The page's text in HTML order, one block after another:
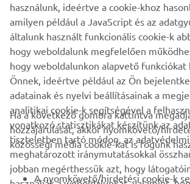
commuter has the opportunity to say
buses and trains.
Tricity 155 – Love the way I move
VÁLLALATI
B2B
használunk, ideértve a cookie-khoz
amilyen például a JavaScript és az
általunk használt funkcionális cookie-k
hogy weboldalunk megfelelően
hogy weboldalunkon alapvető funkciókat
Önnek, ideértve például az Ön
adatainak és nyelvi beállításainak a
analitikai cookie-k segítségével a
vonatkozó statisztikákat készítünk az
tiszteletben tartó módon, az
meghatározott iránymutatásokkal
jobban megérthessük azt, hogy
Ha a következő gombra kattintva
hozzájárulását, akkor nyomkövető/
közösségi média cookie-kat is fogunk
A nyomkövető/hirdetési cookie-k